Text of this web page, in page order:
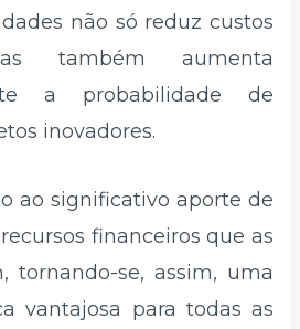
não só reduz custos
também aumenta
a probabilidade de
inovadores.
ao significativo aporte de
financeiros que as
tornando-se, assim, uma
vantajosa para todas as